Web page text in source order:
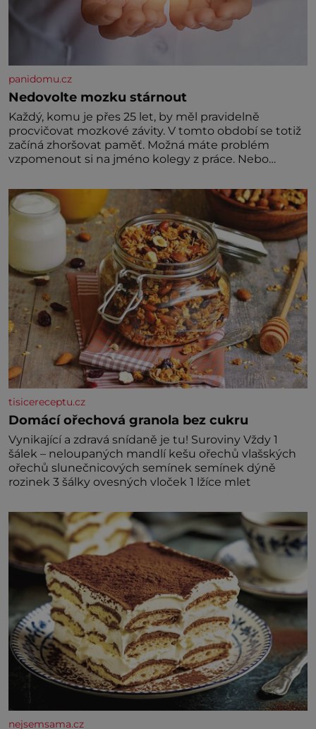
panidomu.cz
Nedovolte mozku stárnout
Každý, komu je přes 25 let, by měl pravidelně
procvičovat mozkové závity. V tomto období se totiž
začíná zhoršovat paměť. Možná máte problém
vzpomenout si na jméno kolegy z práce. Nebo
nedávno přečetli. Je to opravdu tak, s věkem jako
kdyby se paměť rozhodla stávkovat. Cvičte
tisicereceptu.cz
Domácí ořechová granola bez cukru
Vynikající a zdravá snídaně je tu! Suroviny Vždy 1
šálek – neloupaných mandlí kešu ořechů vlašských
ořechů slunečnicových semínek semínek dýně
rozinek 3 šálky ovesných vloček 1 lžíce mlet
nejsemsama.cz